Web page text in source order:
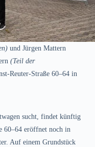
und Jürgen Mattern
(Teil der
Reuter-Straße 60–64 in
sucht, findet künftig
60–64 eröffnet noch in
Auf einem Grundstück